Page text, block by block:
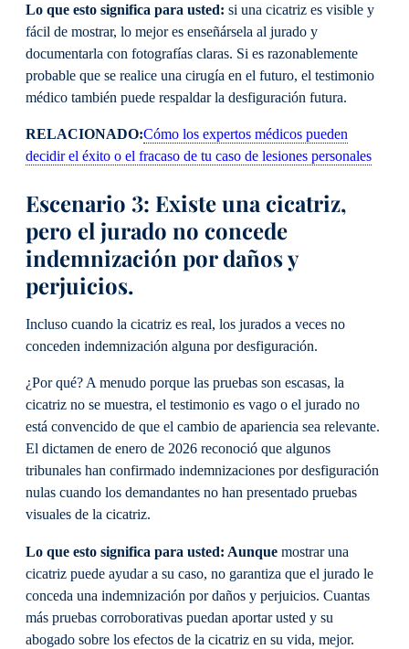
Lo que esto significa para usted: si una cicatriz es visible y
fácil de mostrar, lo mejor es enseñársela al jurado y
documentarla con fotografías claras. Si es razonablemente
probable que se realice una cirugía en el futuro, el testimonio
médico también puede respaldar la desfiguración futura.
RELACIONADO:Cómo los expertos médicos pueden
decidir el éxito o el fracaso de tu caso de lesiones personales
Escenario 3: Existe una cicatriz,
pero el jurado no concede
indemnización por daños y
perjuicios.
Incluso cuando la cicatriz es real, los jurados a veces no
conceden indemnización alguna por desfiguración.
¿Por qué? A menudo porque las pruebas son escasas, la
cicatriz no se muestra, el testimonio es vago o el jurado no
está convencido de que el cambio de apariencia sea relevante.
El dictamen de enero de 2026 reconoció que algunos
tribunales han confirmado indemnizaciones por desfiguración
nulas cuando los demandantes no han presentado pruebas
visuales de la cicatriz.
Lo que esto significa para usted: Aunque mostrar una
cicatriz puede ayudar a su caso, no garantiza que el jurado le
conceda una indemnización por daños y perjuicios. Cuantas
más pruebas corroborativas puedan aportar usted y su
abogado sobre los efectos de la cicatriz en su vida, mejor.